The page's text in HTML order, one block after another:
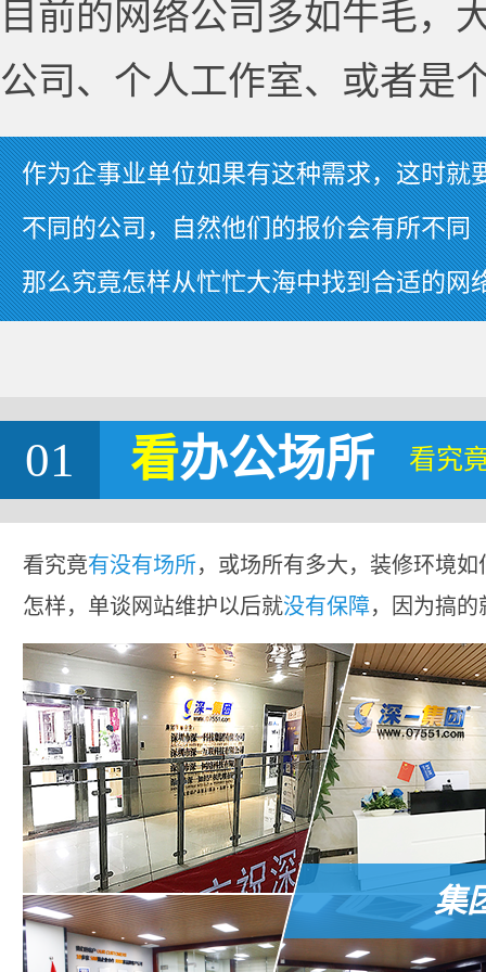
目前的网络公司多如牛毛，
公司、个人工作室、或者是
作为企事业单位如果有这种需求，这时就
不同的公司，自然他们的报价会有所不同
那么究竟怎样从忙忙大海中找到合适的网
01 看办公场所 看究
看究竟有没有场所，或场所有多大，装修环境
怎样，单谈网站维护以后就没有保障，因为搞
集